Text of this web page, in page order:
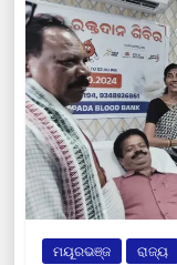
ମୟୂରଭଞ୍ଜ ରାଜ୍ୟ